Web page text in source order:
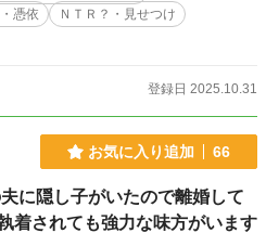
憑依
ＮＴＲ？・見せつけ
登録日 2025.10.31
お気に入り追加 66
に隠し子がいたので離婚して
着されても強力な味方がいます